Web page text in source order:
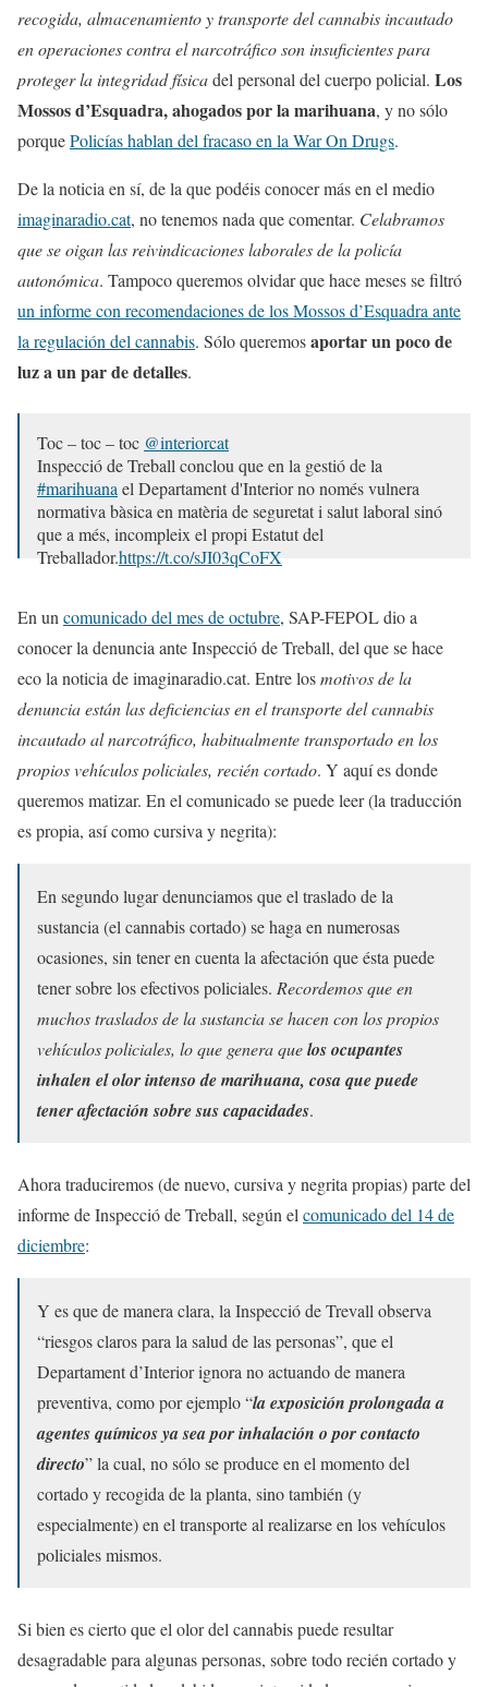
recogida, almacenamiento y transporte del cannabis incautado
en operaciones contra el narcotráfico son insuficientes para
proteger la integridad físicadel personal del cuerpo policial. Los
Mossos d’Esquadra, ahogados por la marihuana, y no sólo
porquePolicías hablan del fracaso en la War On Drugs.
De la noticia en sí, de la que podéis conocer más en el medio
imaginaradio.cat, no tenemos nada que comentar. Celabramos
que se oigan las reivindicaciones laborales de la policía
autonómica. Tampoco queremos olvidar que hace meses se filtró
un informe con recomendaciones de los Mossos d’Esquadra ante
la regulación del cannabis. Sólo queremosaportar un poco de
luz a un par de detalles.
Toc – toc – toc @interiorcat
Inspecció de Treball conclou que en la gestió de la
#marihuana el Departament d'Interior no només vulnera
normativa bàsica en matèria de seguretat i salut laboral sinó
que a més, incompleix el propi Estatut del
Treballador.https://t.co/sJI03qCoFX
En un comunicado del mes de octubre, SAP-FEPOL dio a
conocer la denuncia ante Inspecció de Treball, del que se hace
eco la noticia de imaginaradio.cat. Entre losmotivos de la
denuncia están las deficiencias en el transporte del cannabis
incautado al narcotráfico, habitualmente transportado en los
propios vehículos policiales, recién cortado. Y aquí es donde
queremos matizar. En el comunicado se puede leer (la traducción
es propia, así como cursiva y negrita):
En segundo lugar denunciamos que el traslado de la
sustancia (el cannabis cortado) se haga en numerosas
ocasiones, sin tener en cuenta la afectación que ésta puede
tener sobre los efectivos policiales. Recordemos que en
muchos traslados de la sustancia se hacen con los propios
vehículos policiales, lo que genera quelos ocupantes
inhalen el olor intenso de marihuana, cosa que puede
tener afectación sobre sus capacidades.
Ahora traduciremos (de nuevo, cursiva y negrita propias) parte del
informe de Inspecció de Treball, según el comunicado del 14 de
diciembre:
Y es que de manera clara, la Inspecció de Trevall observa
“riesgos claros para la salud de las personas”, que el
Departament d’Interior ignora no actuando de manera
preventiva, como por ejemplo “la exposición prolongada a
agentes químicos ya sea por inhalación o por contacto
directo” la cual, no sólo se produce en el momento del
cortado y recogida de la planta, sino también (y
especialmente) en el transporte al realizarse en los vehículos
policiales mismos.
Si bien es cierto que el olor del cannabis puede resultar
desagradable para algunas personas, sobre todo recién cortado y